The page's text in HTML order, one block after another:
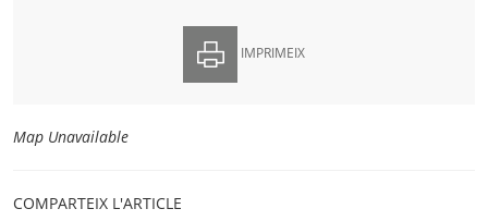
IMPRIMEIX
Map Unavailable
COMPARTEIX L'ARTICLE